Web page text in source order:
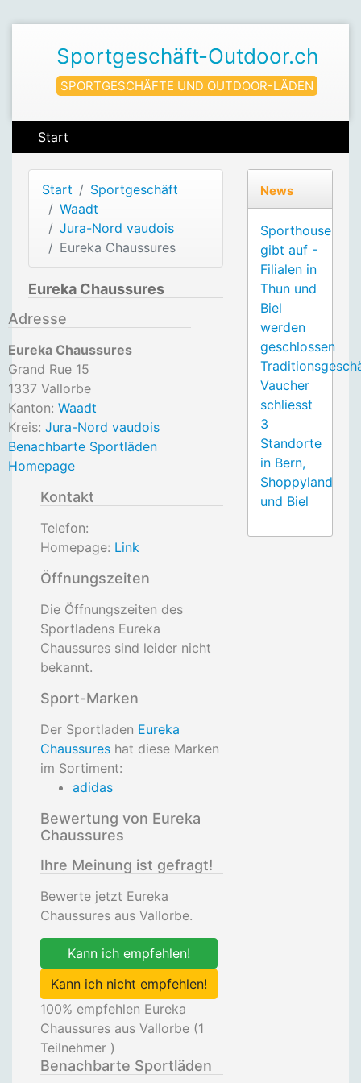
Sportgeschäft-Outdoor.ch
SPORTGESCHÄFTE UND OUTDOOR-LÄDEN
Start
Start
Sportgeschäft
Waadt
Jura-Nord vaudois
Eureka Chaussures
Eureka Chaussures
Adresse
Eureka Chaussures
Grand Rue 15
1337 Vallorbe
Kanton: Waadt
Kreis: Jura-Nord vaudois
Benachbarte Sportläden
Homepage
Kontakt
Telefon:
Homepage: Link
Öffnungszeiten
Die Öffnungszeiten des
Sportladens Eureka
Chaussures sind leider nicht
bekannt.
Sport-Marken
Der Sportladen Eureka
Chaussures hat diese Marken
im Sortiment:
adidas
Bewertung von Eureka
Chaussures
Ihre Meinung ist gefragt!
Bewerte jetzt Eureka
Chaussures aus Vallorbe.
Kann ich empfehlen!
Kann ich nicht empfehlen!
100% empfehlen Eureka
Chaussures aus Vallorbe (1
Teilnehmer )
Benachbarte Sportläden
News
Sporthouse
gibt auf -
Filialen in
Thun und
Biel
werden
geschlossen
Vaucher
schliesst
3
Standorte
in Bern,
Shoppyland
und Biel